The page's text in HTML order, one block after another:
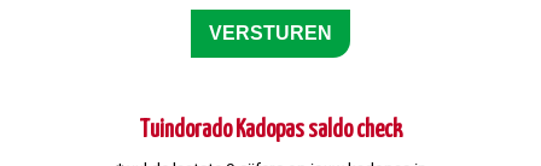
Tuindorado Kadopas saldo check